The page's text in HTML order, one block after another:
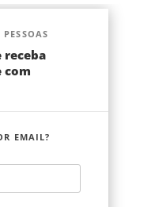
receba
com
EMAIL?